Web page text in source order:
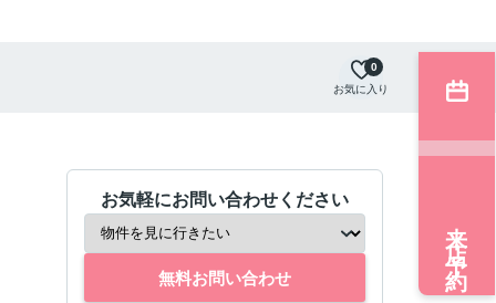
お気に入り
0
お気軽にお問い合わせください
無料お問い合わせ
来店予約